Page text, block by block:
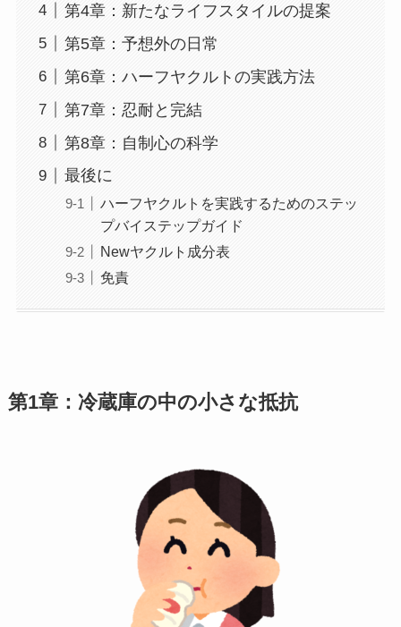
第4章：新たなライフスタイルの提案
第5章：予想外の日常
第6章：ハーフヤクルトの実践方法
第7章：忍耐と完結
第8章：自制心の科学
最後に
ハーフヤクルトを実践するためのステッ
プバイステップガイド
Newヤクルト成分表
免責
第1章：冷蔵庫の中の小さな抵抗